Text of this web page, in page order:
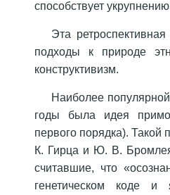
способствует
Эта
подходы к природе
конструктивизм.
Наиболее
годы была идея
первого порядка). Такой
К. Гирца и Ю. В.
считавшие, что
генетическом коде и